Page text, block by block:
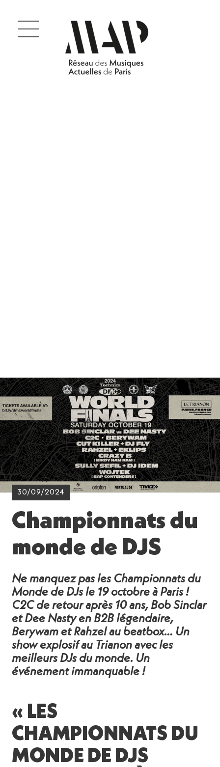
30/09/2024
Championnats du
monde de DJS
Ne manquez pas les Championnats du
Monde de DJs le 19 octobre à Paris !
C2C de retour après 10 ans, Bob Sinclar
et Dee Nasty en B2B légendaire,
Berywam et Rahzel au beatbox… Un
show explosif au Trianon avec les
meilleurs DJs du monde. Un
événement immanquable !
« LES
CHAMPIONNATS DU
MONDE DE DJS